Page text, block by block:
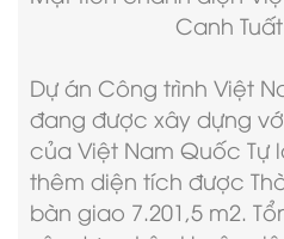
Canh
Dự án Công trình Việt
đang được xây dựng
của Việt Nam Quốc Tự
thêm diện tích được
bàn giao 7.201,5 m2.